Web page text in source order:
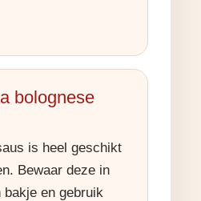
bolognese
is heel geschikt
Bewaar deze in
bakje en gebruik